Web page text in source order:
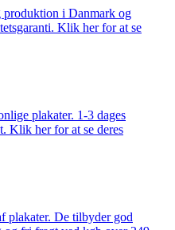
i Danmark og
Klik her for at se
plakater. 1-3 dages
Klik her for at se deres
plakater. De tilbyder god